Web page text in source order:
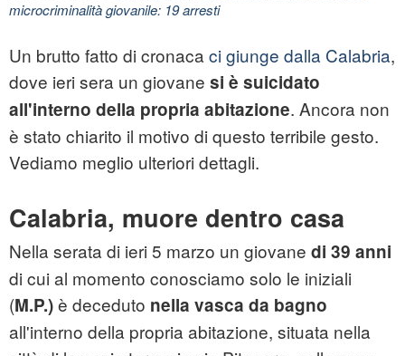
microcriminalità giovanile: 19 arresti
Un brutto fatto di cronaca ci giunge dalla Calabria,
dove ieri sera un giovane si è suicidato
all'interno della propria abitazione. Ancora non
è stato chiarito il motivo di questo terribile gesto.
Vediamo meglio ulteriori dettagli.
Calabria, muore dentro casa
Nella serata di ieri 5 marzo un giovane di 39 anni
di cui al momento conosciamo solo le iniziali
(M.P.)è deceduto nella vasca da bagno
all'interno della propria abitazione, situata nella